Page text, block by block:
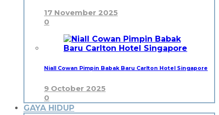
17 November 2025
0
Niall Cowan Pimpin Babak Baru Carlton Hotel Singapore
9 October 2025
0
GAYA HIDUP